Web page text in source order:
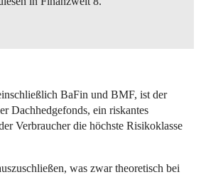
BaFin und BMF, ist der
Dachhedgefonds, ein riskantes
Verbraucher die höchste Risikoklasse
was zwar theoretisch bei